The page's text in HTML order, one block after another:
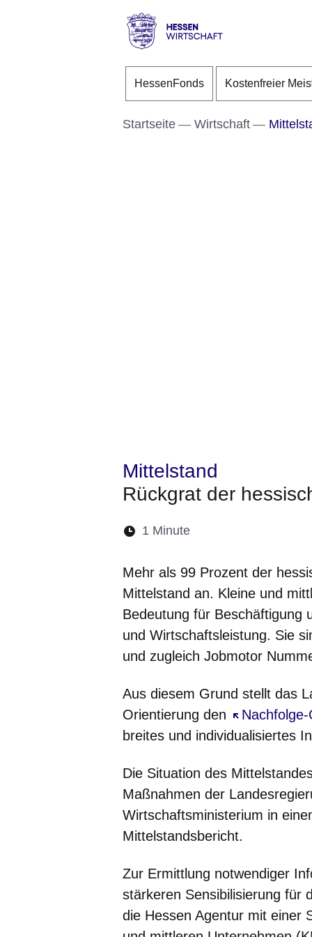
Direkt zum Kopf der
Direkt zum Inhalt
Direkt zum Fuß der
Wirtschaft
HessenFonds Kostenfreier
Startseite Wirtschaft
Mittelstand
Rückgrat der
Lesedauer:
1 Minute
Mehr als 99 Prozent der
Mittelstand an. Kleine und
Bedeutung für Beschäftigung
und Wirtschaftsleistung. Sie
und zugleich Jobmotor
Aus diesem Grund stellt das
Orientierung den
Nachfolge-
Öffnet sich
breites und individualisiertes
Die Situation des
Maßnahmen der
Wirtschaftsministerium in
Mittelstandsbericht.
Zur Ermittlung notwendiger
stärkeren Sensibilisierung für
die Hessen Agentur mit einer